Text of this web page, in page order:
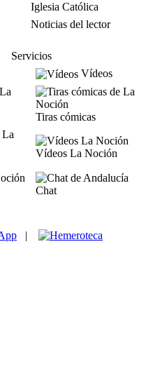
Iglesia Católica
Noticias del lector
Servicios
Vídeos
Tiras cómicas
Vídeos La Noción
Chat
|